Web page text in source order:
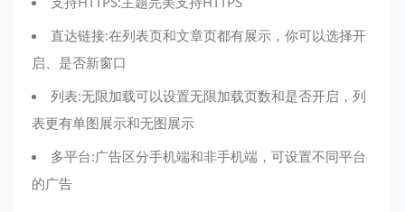
直达链接:在列表页和文章页都有展示，你可以选择开
启、是否新窗口
列表:无限加载可以设置无限加载页数和是否开启，列
表更有单图展示和无图展示
多平台:广告区分手机端和非手机端，可设置不同平台
的广告